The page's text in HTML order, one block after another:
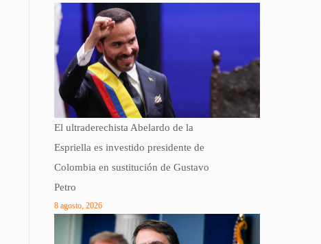
El ultraderechista Abelardo de la
Espriella es investido presidente de
Colombia en sustitución de Gustavo
Petro
8 agosto, 2026